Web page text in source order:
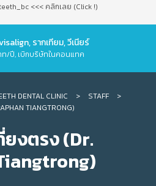
<<< คลิกเลย (Click !)
รากเทียม, วีเนียร์
/ปี, เบิกบริษัทในคอนแทค
DENTAL CLINIC > STAFF
>
TIANGTRONG)
งตรง (Dr.